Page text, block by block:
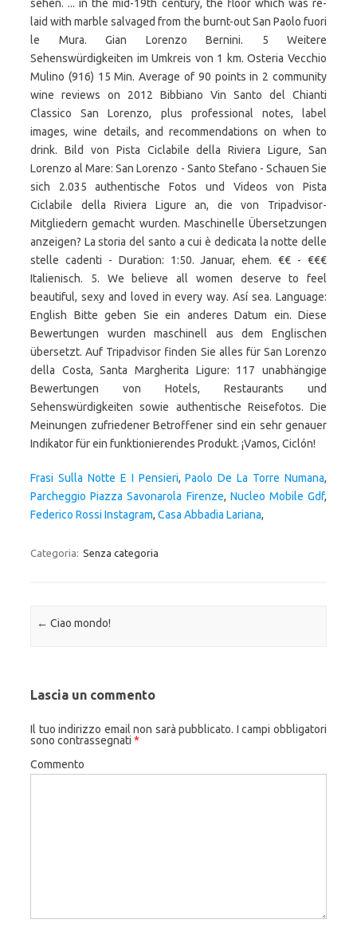
Frasi Sulla Notte E I Pensieri,Paolo De La Torre Numana,
Parcheggio Piazza Savonarola Firenze, Nucleo Mobile Gdf,
Federico Rossi Instagram, Casa Abbadia Lariana,
Categoria: Senza categoria
Navigazione articolo
← Ciao mondo!
Lascia un commento
Il tuo indirizzo email non sarà pubblicato. I campi obbligatori
sono contrassegnati *
Commento